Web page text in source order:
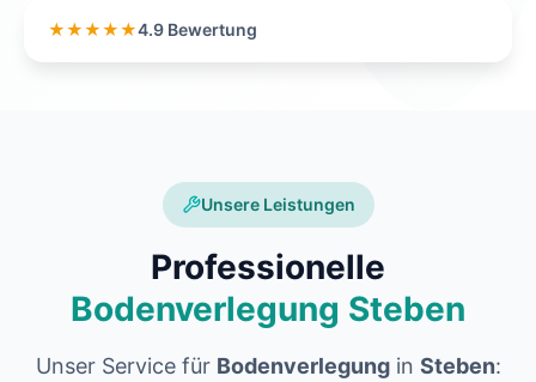
★★★★★4.9 Bewertung
Unsere Leistungen
Professionelle
Bodenverlegung Steben
Unser Service für Bodenverlegungin Steben: